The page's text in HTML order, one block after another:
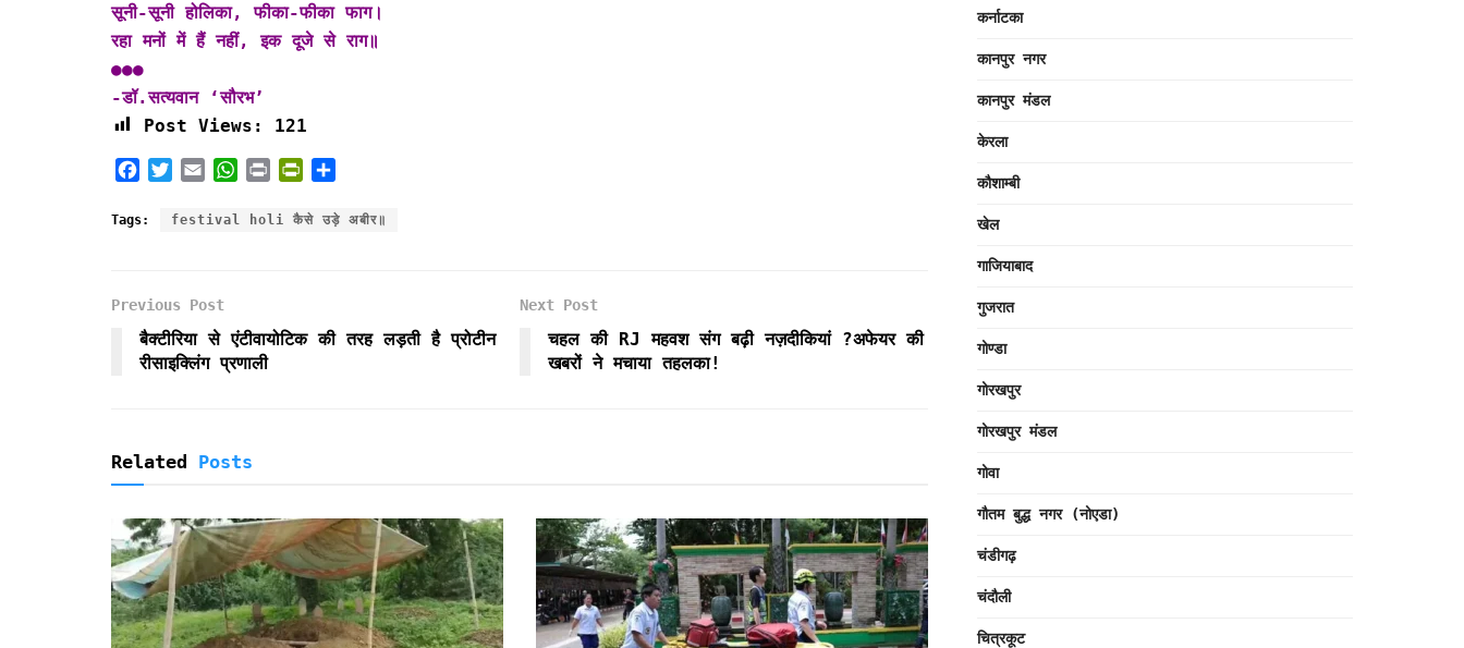
सूनी-सूनी होलिका, फीका-फीका फाग।
रहा मनों में हैं नहीं, इक दूजे से राग॥
●●●
-डॉ.सत्यवान ‘सौरभ’
Post Views:
121
c
o
k
i
r
a
p
i
i
i
a
Tags: festival holi कैसे उड़े अबीर॥
Previous Post
बैक्टीरिया से एंटीवायोटिक की तरह लड़ती है प्रोटीन
रीसाइक्लिंग प्रणाली
Next Post
चहल की RJ महवश संग बढ़ी नज़दीकियां ?अफेयर की
खबरों ने मचाया तहलका!
Related Posts
कर्नाटका
कानपुर नगर
कानपुर मंडल
केरला
कौशाम्बी
खेल
गाजियाबाद
गुजरात
गोण्डा
गोरखपुर
गोरखपुर मंडल
गोवा
गौतम बुद्ध नगर (नोएडा)
चंडीगढ़
चंदौली
चित्रकूट